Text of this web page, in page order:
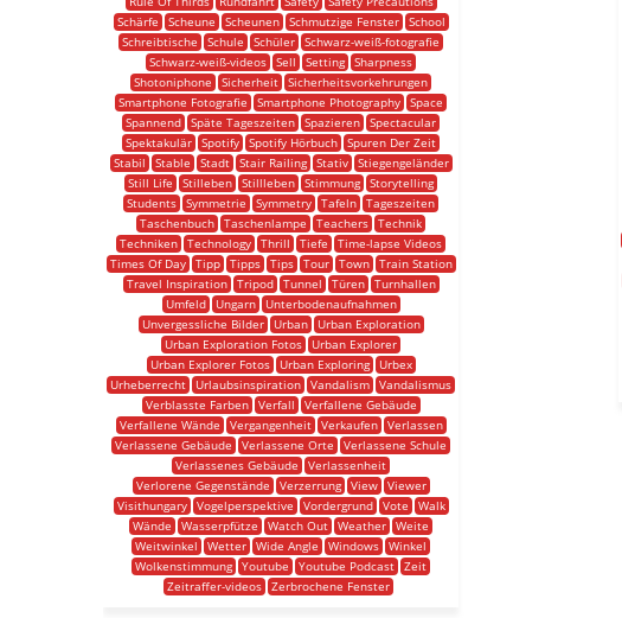
Schärfe
Scheune Scheunen Schmutzige Fenster
School
Schreibtische
Schule Schüler Schwarz-weiß-fotografie
Schwarz-weiß-videos Sell Setting Sharpness
Shotoniphone
Sicherheit Sicherheitsvorkehrungen
Smartphone Fotografie
Smartphone Photography Space
Spannend Späte Tageszeiten Spazieren Spectacular
Spektakulär Spotify Spotify Hörbuch Spuren Der Zeit
Stabil
Stable Stadt Stair Railing Stativ
Stiegengeländer
Still Life
Stilleben Stillleben Stimmung Storytelling
Students Symmetrie Symmetry Tafeln Tageszeiten
Taschenbuch Taschenlampe Teachers Technik
Techniken Technology Thrill Tiefe
Time-lapse Videos
Times Of Day
Tipp Tipps Tips Tour Town
Train Station
Travel Inspiration
Tripod Tunnel Türen
Turnhallen
Umfeld
Ungarn
Unterbodenaufnahmen
Unvergessliche Bilder
Urban
Urban Exploration
Urban Exploration Fotos
Urban Explorer
Urban Explorer Fotos
Urban Exploring
Urbex
Urheberrecht
Urlaubsinspiration Vandalism Vandalismus
Verblasste Farben
Verfall
Verfallene Gebäude
Verfallene Wände
Vergangenheit Verkaufen
Verlassen
Verlassene Gebäude
Verlassene Orte
Verlassene Schule
Verlassenes Gebäude
Verlassenheit
Verlorene Gegenstände
Verzerrung View
Viewer
Visithungary
Vogelperspektive Vordergrund Vote
Walk
Wände
Wasserpfütze Watch Out Weather Weite
Weitwinkel
Wetter Wide Angle Windows Winkel
Wolkenstimmung Youtube Youtube Podcast Zeit
Zeitraffer-videos
Zerbrochene Fenster